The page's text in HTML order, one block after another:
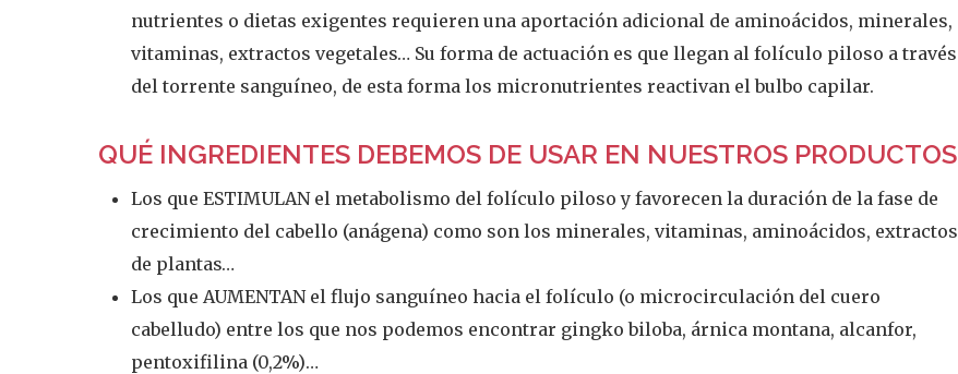
nutrientes o dietas exigentes requieren una aportación adicional de aminoácidos, minerales,
vitaminas, extractos vegetales… Su forma de actuación es que llegan al folículo piloso a través
del torrente sanguíneo, de esta forma los micronutrientes reactivan el bulbo capilar.
QUÉ INGREDIENTES DEBEMOS DE USAR EN NUESTROS PRODUCTOS
Los que ESTIMULAN el metabolismo del folículo piloso y favorecen la duración de la fase de
crecimiento del cabello (anágena) como son los minerales, vitaminas, aminoácidos, extractos
de plantas…
Los que AUMENTAN el flujo sanguíneo hacia el folículo (o microcirculación del cuero
cabelludo) entre los que nos podemos encontrar gingko biloba, árnica montana, alcanfor,
pentoxifilina (0,2%)…